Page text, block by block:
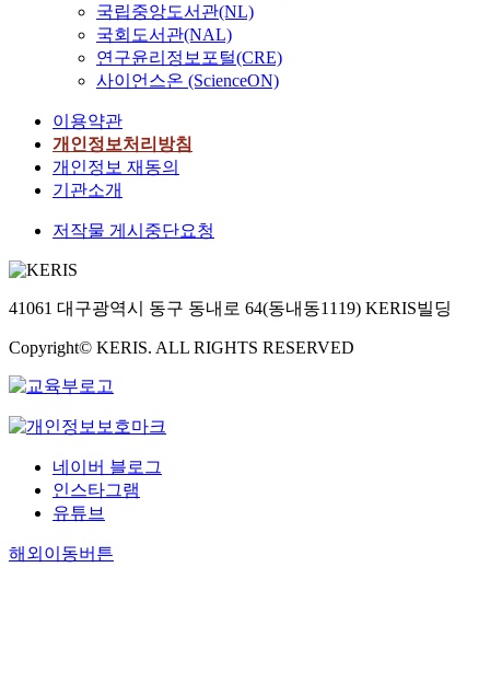
국립중앙도서관(NL)
국회도서관(NAL)
연구윤리정보포털(CRE)
사이언스온 (ScienceON)
이용약관
개인정보처리방침
개인정보 재동의
기관소개
저작물 게시중단요청
41061 대구광역시 동구 동내로 64(동내동1119) KERIS빌딩
Copyright© KERIS. ALL RIGHTS RESERVED
네이버 블로그
인스타그램
유튜브
해외이동버튼